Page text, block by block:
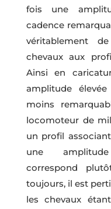
fois une
cadence
véritablement
chevaux aux
Ainsi en
amplitude
moins
locomoteur de
un profil
une
correspond
toujours, il est
les chevaux